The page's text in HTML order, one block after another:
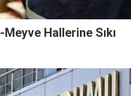
Hallerine Sıkı